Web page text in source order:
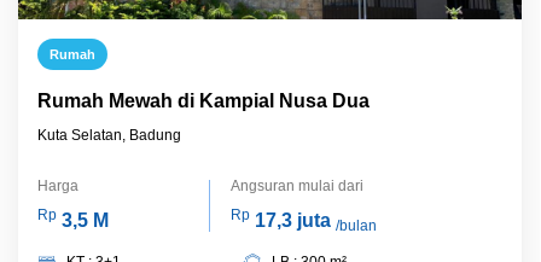
Rumah
Rumah Mewah di Kampial Nusa Dua
Kuta Selatan, Badung
Harga
Rp 3,5 M
Angsuran mulai dari
Rp 17,3 juta /bulan